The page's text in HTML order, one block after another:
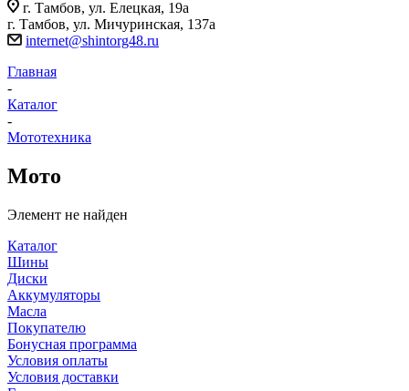
г. Тамбов, ул. Елецкая, 19а
г. Тамбов, ул. Мичуринская, 137а
internet@shintorg48.ru
Главная
-
Каталог
-
Мототехника
Мото
Элемент не найден
Каталог
Шины
Диски
Аккумуляторы
Масла
Покупателю
Бонусная программа
Условия оплаты
Условия доставки